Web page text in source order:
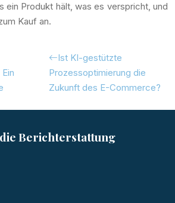
ein Produkt hält, was es verspricht, und
Kauf an.
Ist KI-gestützte
Prozessoptimierung die
Zukunft des E-Commerce?
Berichterstattung